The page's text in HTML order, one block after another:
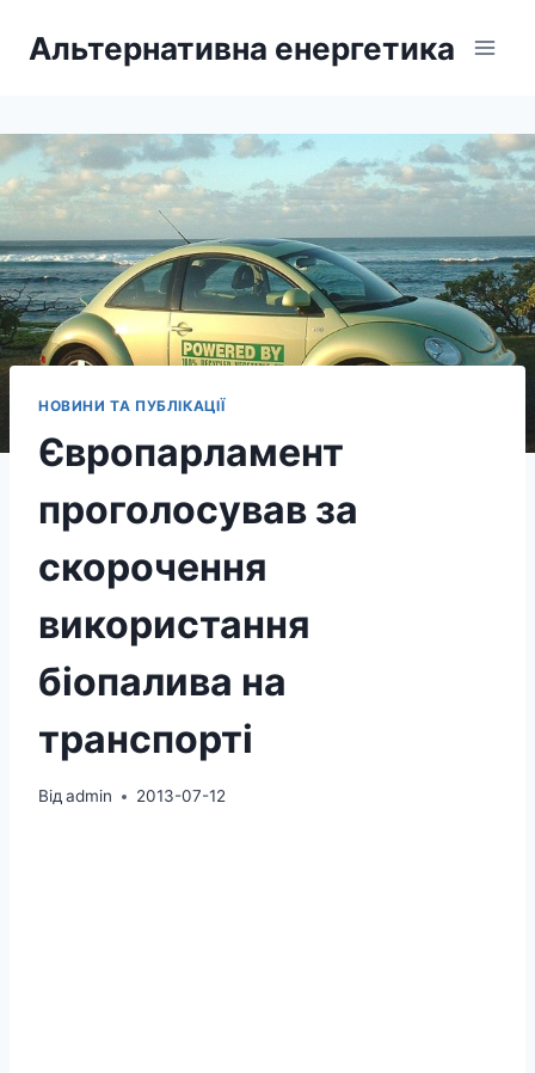
Альтернативна енергетика
НОВИНИ ТА ПУБЛІКАЦІЇ
Європарламент
проголосував за
скорочення
використання
біопалива на
транспорті
Від admin 2013-07-12